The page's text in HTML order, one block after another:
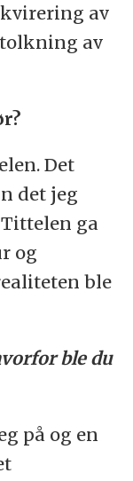
av
av
Det
det jeg
ga
og
ble
ble du
på og en